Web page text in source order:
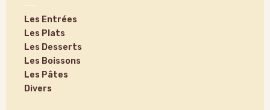
Les Entrées
Les Plats
Les Desserts
Les Boissons
Les Pâtes
Divers